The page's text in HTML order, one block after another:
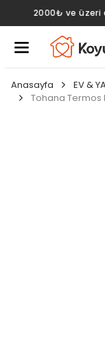
2000₺ ve
Anasayfa
EV &
Tohana Termos